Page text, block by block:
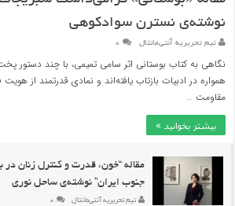
نوشته‌ی نسترن سوادکوهی
تیم تحریریه آنتی‌مانتال ۰
نگاهی به کتاب بوستانی اثر سامی تمیمی، با چند دستور
همواره در ادبیات بازتاب یافته‌اند و نمادی قدرتمند از
مقاومت …
بیشتر بخوانید »
مقاله “خون، قدرت و کنترل زنان
جنوب ایران” نوشته‌ی ساحل نوری
تیم تحریریه آنتی‌مانتال ۰